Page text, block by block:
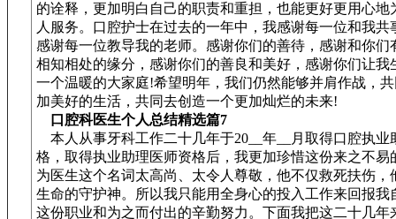
的诠释，更加明白自己的职责和重担，也能更好更用心地
人服务。口腔护士在过去的一年中，我感谢每一位和我共
感谢每一位教导我的老师。感谢你们的善待，感谢和你们
相知相处的缘分，感谢你们的善良和美好，感谢你们让我
一个温暖的大家庭!希望明年，我们仍然能够并肩作战，
加美好的生活，共同去创造一个更加灿烂的未来!
口腔科医生个人总结精选篇7
本人从事牙科工作二十几年于20__年__月取得口腔执业
格，取得执业助理医师资格后，我更加珍惜这份来之不易
为医生这个名词太高尚、太令人尊敬，他不仅救死扶伤，
生命的守护神。所以我只能用全身心的投入工作来回报我
这份职业和为之而付出的辛勤努力。下面我把这二十几年